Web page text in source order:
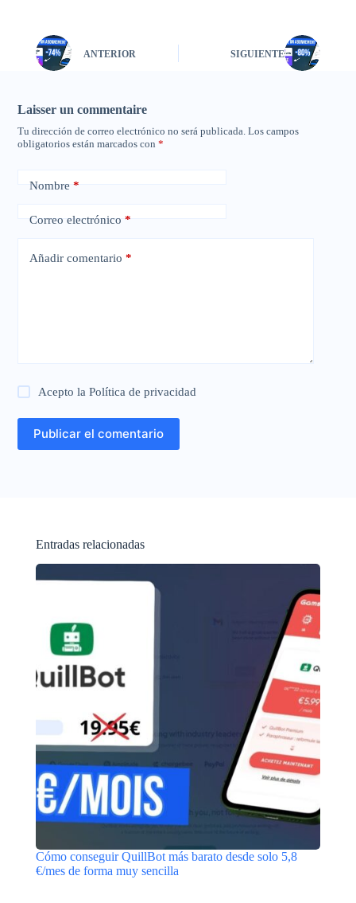
ANTERIOR SIGUIENTE
Laisser un commentaire
Tu dirección de correo electrónico no será publicada. Los campos
obligatorios están marcados con*
Nombre *
Correo electrónico *
Añadir comentario *
Acepto la Política de privacidad
Publicar el comentario
Entradas relacionadas
Cómo conseguir QuillBot más barato desde solo 5,8
€/mes de forma muy sencilla